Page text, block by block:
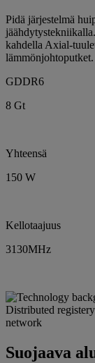
Pidä järjestelmä
kahdella Axial-
lämmönjohtoputket.
GDDR6
8 Gt
Yhteensä
150 W
Kellotaajuus
3130MHz
Suojaava